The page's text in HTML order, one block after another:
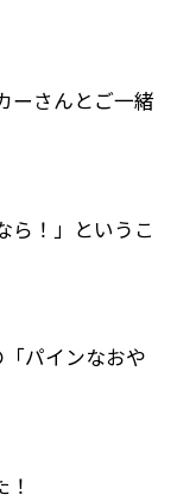
ーさんとご一緒
ら！」というこ
パインなおや